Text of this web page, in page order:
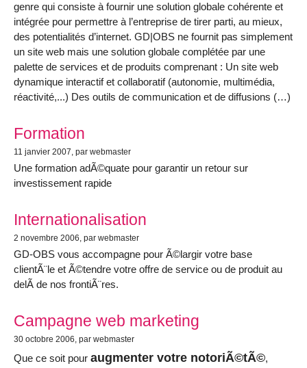
genre qui consiste à fournir une solution globale cohérente et
intégrée pour permettre à l’entreprise de tirer parti, au mieux,
des potentialités d’internet. GD|OBS ne fournit pas simplement
un site web mais une solution globale complétée par une
palette de services et de produits comprenant : Un site web
dynamique interactif et collaboratif (autonomie, multimédia,
réactivité,...) Des outils de communication et de diffusions (…)
Formation
11 janvier 2007, par webmaster
Une formation adÃ©quate pour garantir un retour sur
investissement rapide
Internationalisation
2 novembre 2006, par webmaster
GD-OBS vous accompagne pour Ã©largir votre base
clientÃ¨le et Ã©tendre votre offre de service ou de produit au
delÃ de nos frontiÃ¨res.
Campagne web marketing
30 octobre 2006, par webmaster
Que ce soit pour augmenter votre notoriÃ©tÃ©,